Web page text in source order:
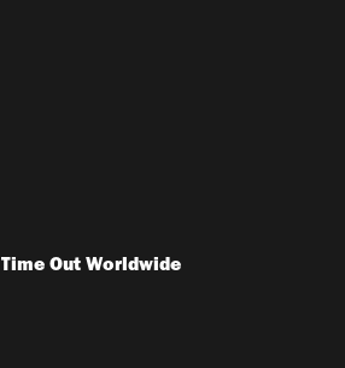
Time Out Worldwide